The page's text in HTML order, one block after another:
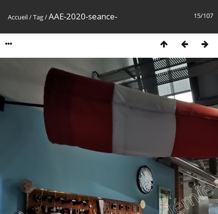
15/107
Accueil/Tag/AAE-2020-seance-